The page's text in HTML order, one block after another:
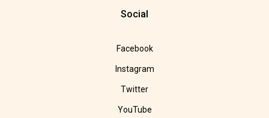
Social
Facebook
Instagram
Twitter
YouTube